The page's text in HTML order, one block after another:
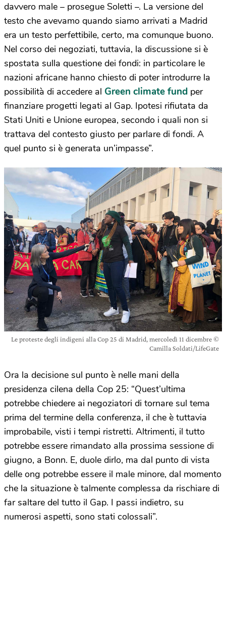
davvero male – prosegue Soletti –. La versione del
testo che avevamo quando siamo arrivati a Madrid
era un testo perfettibile, certo, ma comunque buono.
Nel corso dei negoziati, tuttavia, la discussione si è
spostata sulla questione dei fondi: in particolare le
nazioni africane hanno chiesto di poter introdurre la
possibilità di accedere al Green climate fund per
finanziare progetti legati al Gap. Ipotesi rifiutata da
Stati Uniti e Unione europea, secondo i quali non si
trattava del contesto giusto per parlare di fondi. A
quel punto si è generata un’impasse”.
Le proteste degli indigeni alla Cop 25 di Madrid, mercoledì 11 dicembre ©
Camilla Soldati/LifeGate
Ora la decisione sul punto è nelle mani della
presidenza cilena della Cop 25: “Quest’ultima
potrebbe chiedere ai negoziatori di tornare sul tema
prima del termine della conferenza, il che è tuttavia
improbabile, visti i tempi ristretti. Altrimenti, il tutto
potrebbe essere rimandato alla prossima sessione di
giugno, a Bonn. E, duole dirlo, ma dal punto di vista
delle ong potrebbe essere il male minore, dal momento
che la situazione è talmente complessa da rischiare di
far saltare del tutto il Gap. I passi indietro, su
numerosi aspetti, sono stati colossali”.